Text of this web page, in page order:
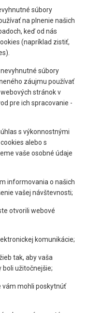
súbory
na plnenie našich
keď od nás
(napríklad zistiť,
súbory
záujmu používať
stránok v
pre ich spracovanie -
s výkonnostnými
alebo s
vaše osobné údaje
informovania o našich
vašej návštevnosti;
otvorili webové
komunikácie;
tak, aby vaša
boli užitočnejšie;
vám mohli poskytnúť